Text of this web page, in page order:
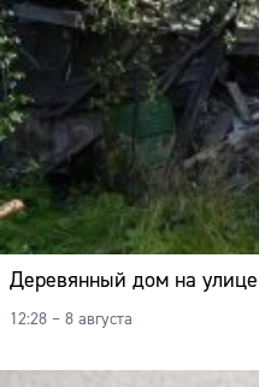
Деревянный дом на
12:28 – 8 августа